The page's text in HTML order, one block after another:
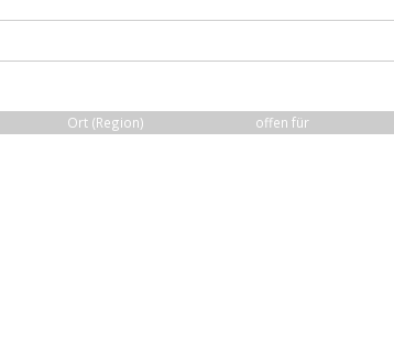
Ort (Region) offen für